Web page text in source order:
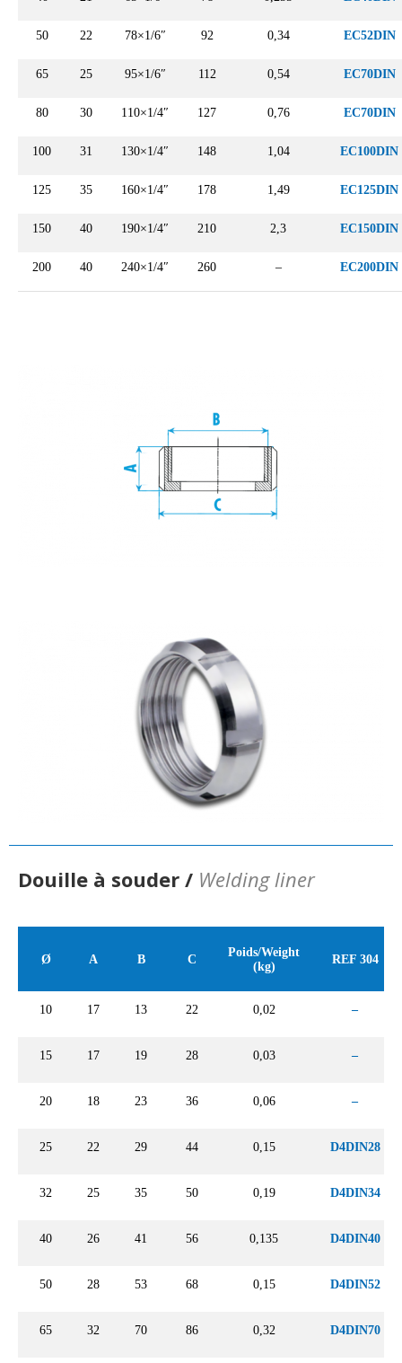
50 22 78×1/6″ 92 0,34 EC52DIN
65 25 95×1/6″ 112 0,54 EC70DIN
80 30 110×1/4″ 127 0,76 EC70DIN
100 31 130×1/4″ 148 1,04 EC100DIN
125 35 160×1/4″ 178 1,49 EC125DIN
150 40 190×1/4″ 210 2,3 EC150DIN
200 40 240×1/4″ 260 – EC200DIN
Douille à souder / Welding liner
Ø A B C
Poids/Weight
(kg)
REF 304
10 17 13 22 0,02 –
15 17 19 28 0,03 –
20 18 23 36 0,06 –
25 22 29 44 0,15 D4DIN28
32 25 35 50 0,19 D4DIN34
40 26 41 56 0,135 D4DIN40
50 28 53 68 0,15 D4DIN52
65 32 70 86 0,32 D4DIN70